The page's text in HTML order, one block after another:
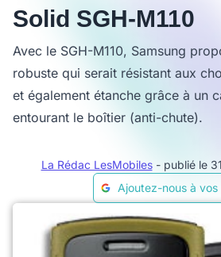
Solid SGH-M110
Avec le SGH-M110, Samsung
robuste qui serait résistant aux
et également étanche grâce à un
entourant le boîtier (anti-chute).
La Rédac LesMobiles - publié le
Ajoutez-nous à